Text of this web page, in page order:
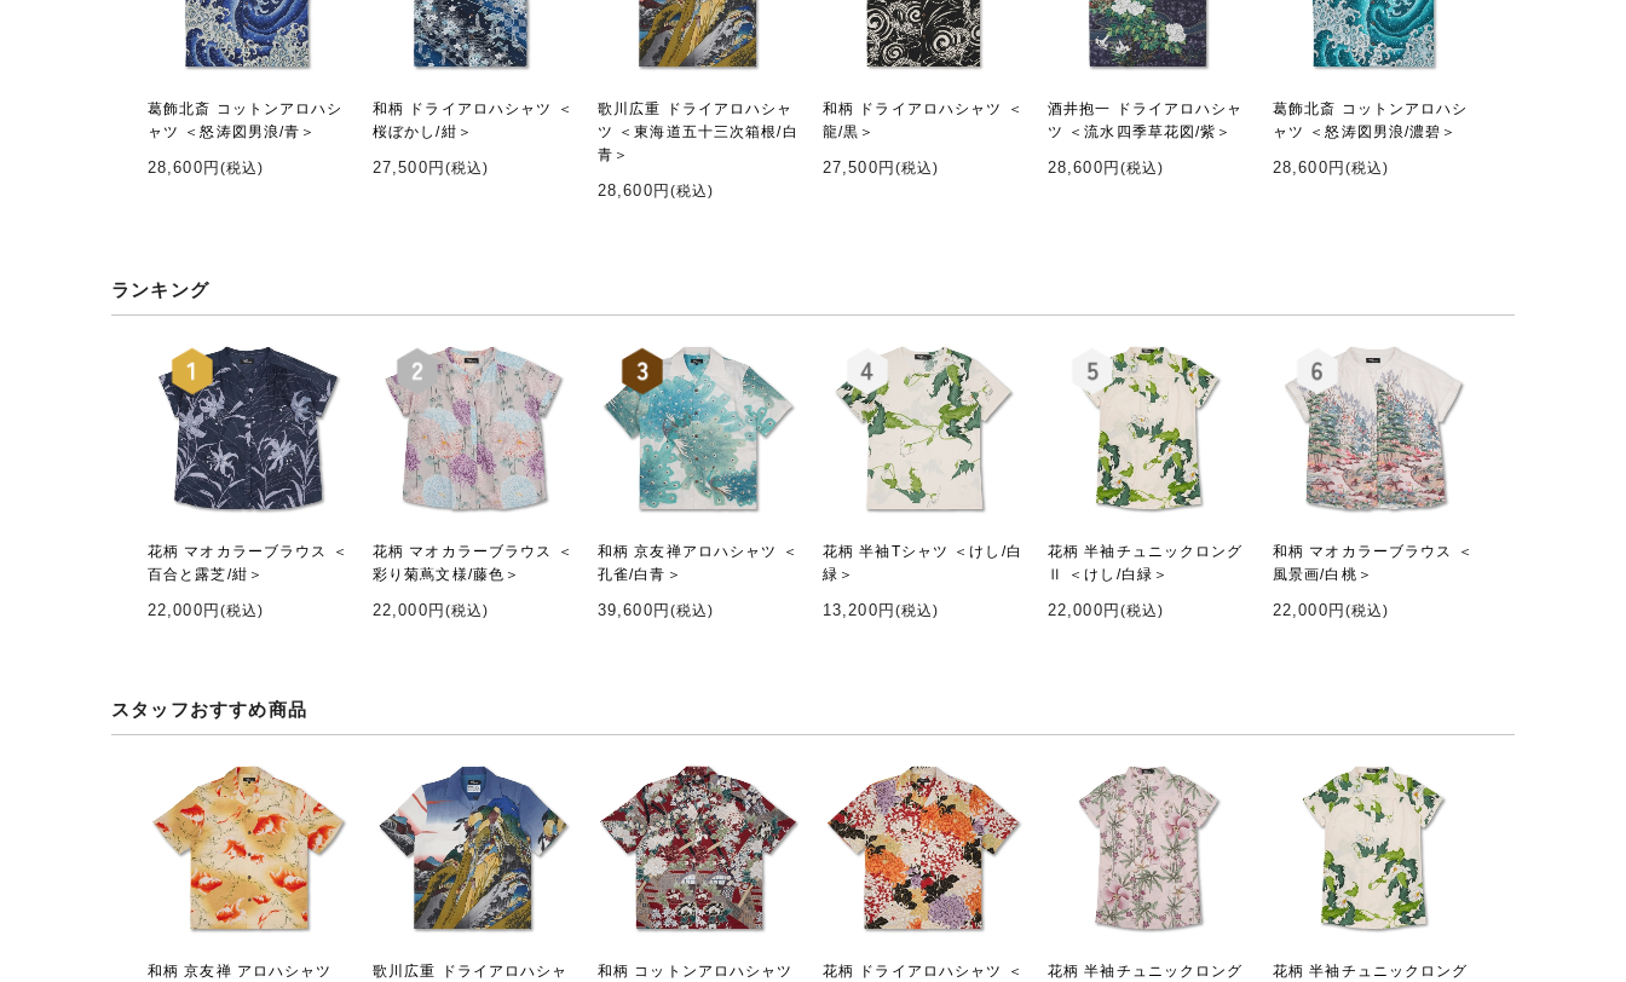
葛飾北斎 コットンアロハシ
ャツ ＜怒涛図男浪/青＞
28,600円 (税込)
和柄 ドライアロハシャツ ＜
桜ぼかし/紺＞
27,500円 (税込)
歌川広重 ドライアロハシャ
ツ ＜東海道五十三次箱根/白
青＞
28,600円 (税込)
和柄 ドライアロハシャツ ＜
龍/黒＞
27,500円 (税込)
酒井抱一 ドライアロハシャ
ツ ＜流水四季草花図/紫＞
28,600円 (税込)
葛飾北斎 コットンアロハシ
ャツ ＜怒涛図男浪/濃碧＞
28,600円 (税込)
ランキング
花柄 マオカラーブラウス ＜
百合と露芝/紺＞
22,000円 (税込)
花柄 マオカラーブラウス ＜
彩り菊蔦文様/藤色＞
22,000円 (税込)
和柄 京友禅アロハシャツ ＜
孔雀/白青＞
39,600円 (税込)
花柄 半袖Tシャツ ＜けし/白
緑＞
13,200円 (税込)
花柄 半袖チュニックロング
Ⅱ ＜けし/白緑＞
22,000円 (税込)
和柄 マオカラーブラウス ＜
風景画/白桃＞
22,000円 (税込)
スタッフおすすめ商品
和柄 京友禅 アロハシャツ
歌川広重 ドライアロハシャ
和柄 コットンアロハシャツ
花柄 ドライアロハシャツ ＜
花柄 半袖チュニックロング
花柄 半袖チュニックロング